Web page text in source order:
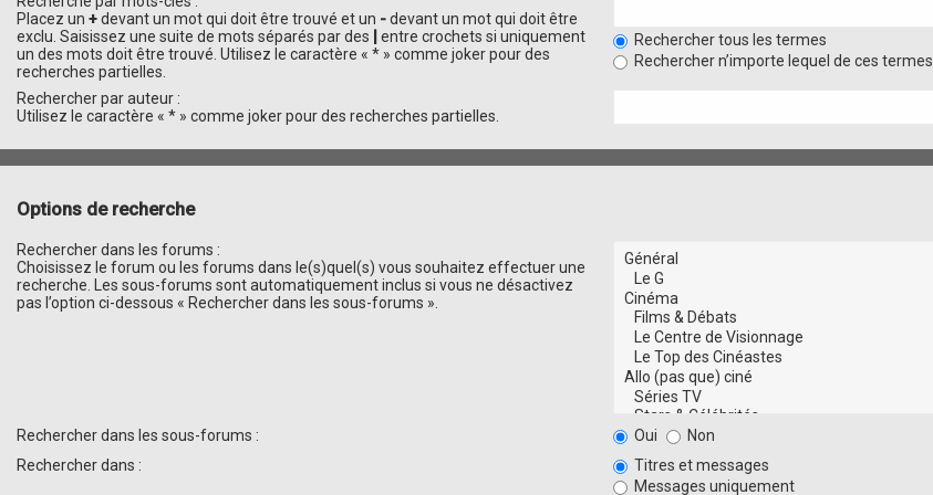
Placez un +devant un mot qui doit être trouvé et un -devant un mot qui doit être
exclu. Saisissez une suite de mots séparés par des
entre crochets si uniquement
un des mots doit être trouvé. Utilisez le caractère « * » comme joker pour des
recherches partielles.
Rechercher tous les termes
Rechercher n’importe lequel de ces termes
Rechercher par auteur :
Utilisez le caractère « * » comme joker pour des recherches partielles.
Options de recherche
Rechercher dans les forums :
Choisissez le forum ou les forums dans le(s)quel(s) vous souhaitez effectuer une
recherche. Les sous-forums sont automatiquement inclus si vous ne désactivez
pas l’option ci-dessous « Rechercher dans les sous-forums ».
Rechercher dans les sous-forums : Oui
Non
Rechercher dans :
Titres et messages
Messages uniquement